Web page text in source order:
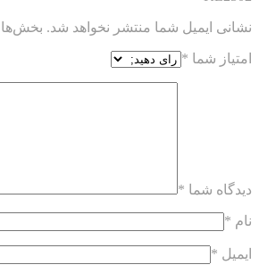
نشانی ایمیل شما منتشر نخواهد شد.
امتیاز شما *
دیدگاه شما *
نام *
ایمیل *